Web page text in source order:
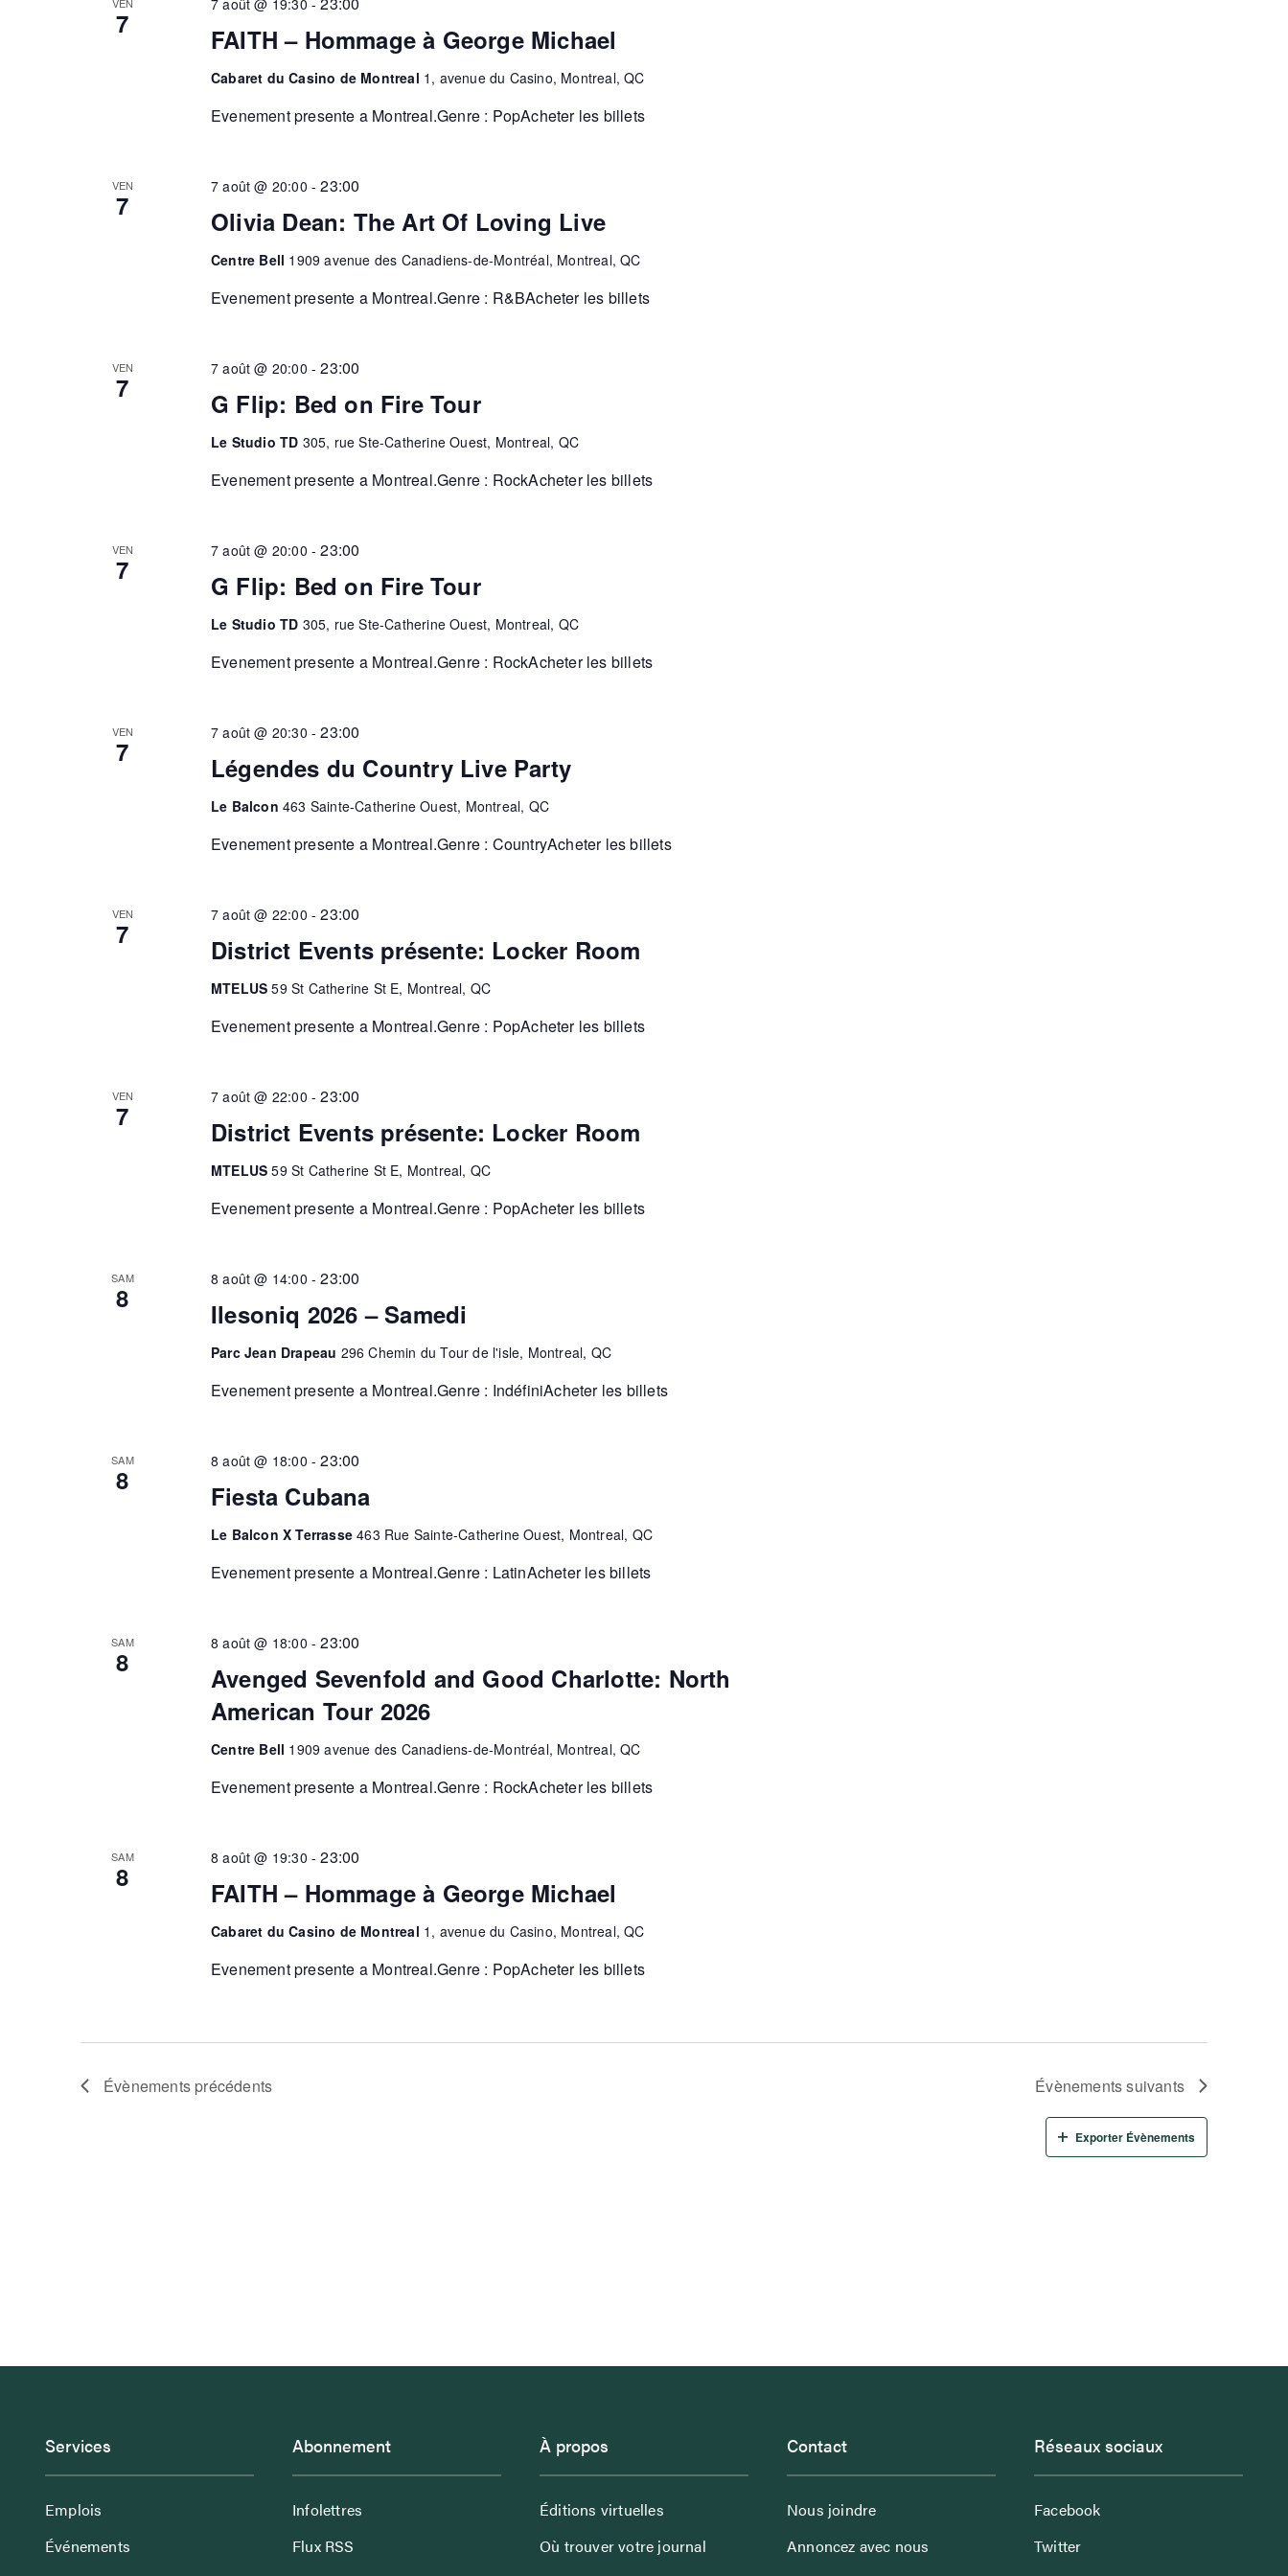
7 FAITH – Hommage à George Michael
7 août @ 19:30 -
Cabaret du Casino de Montreal 1, avenue du Casino, Montreal, QC
Evenement presente a Montreal.Genre : PopAcheter les billets
VEN
7 Olivia Dean: The Art Of Loving Live
7 août @ 20:00 -23:00
Centre Bell 1909 avenue des Canadiens-de-Montréal, Montreal, QC
Evenement presente a Montreal.Genre : R&BAcheter les billets
VEN
7 G Flip: Bed on Fire Tour
7 août @ 20:00 -23:00
Le Studio TD 305, rue Ste-Catherine Ouest, Montreal, QC
Evenement presente a Montreal.Genre : RockAcheter les billets
VEN
7 G Flip: Bed on Fire Tour
7 août @ 20:00 -23:00
Le Studio TD 305, rue Ste-Catherine Ouest, Montreal, QC
Evenement presente a Montreal.Genre : RockAcheter les billets
VEN
7 Légendes du Country Live Party
7 août @ 20:30 -23:00
Le Balcon 463 Sainte-Catherine Ouest, Montreal, QC
Evenement presente a Montreal.Genre : CountryAcheter les billets
VEN
7 District Events présente: Locker Room
7 août @ 22:00 -23:00
MTELUS 59 St Catherine St E, Montreal, QC
Evenement presente a Montreal.Genre : PopAcheter les billets
VEN
7 District Events présente: Locker Room
7 août @ 22:00 -23:00
MTELUS 59 St Catherine St E, Montreal, QC
Evenement presente a Montreal.Genre : PopAcheter les billets
SAM
8 Ilesoniq 2026 – Samedi
8 août @ 14:00 -23:00
Parc Jean Drapeau 296 Chemin du Tour de l'isle, Montreal, QC
Evenement presente a Montreal.Genre : IndéfiniAcheter les billets
SAM
8 Fiesta Cubana
8 août @ 18:00 -23:00
Le Balcon X Terrasse 463 Rue Sainte-Catherine Ouest, Montreal, QC
Evenement presente a Montreal.Genre : LatinAcheter les billets
SAM
8
Avenged Sevenfold and Good Charlotte: North
American Tour 2026
8 août @ 18:00 -23:00
Centre Bell 1909 avenue des Canadiens-de-Montréal, Montreal, QC
Evenement presente a Montreal.Genre : RockAcheter les billets
SAM
8 FAITH – Hommage à George Michael
8 août @ 19:30 -23:00
Cabaret du Casino de Montreal 1, avenue du Casino, Montreal, QC
Evenement presente a Montreal.Genre : PopAcheter les billets
Évènements précédents Évènementssuivants
Exporter Évènements
Services
Emplois
Événements
Abonnement
Infolettres
Flux RSS
À propos
Éditions virtuelles
Où trouver votre journal
Contact
Nous joindre
Annoncez avec nous
Réseaux sociaux
Facebook
Twitter